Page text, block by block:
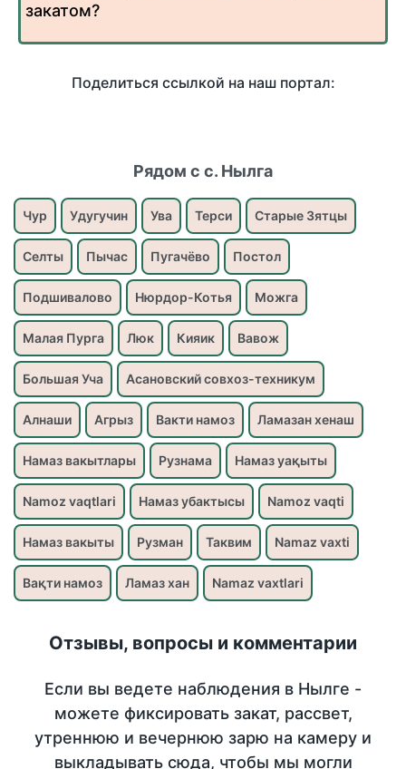
закатом?
Поделиться ссылкой на наш портал:
Рядом с с. Нылга
Чур Удугучин Ува Терси Старые Зятцы
Селты Пычас Пугачёво Постол
Подшивалово Нюрдор-Котья Можга
Малая Пурга Люк Кияик Вавож
Большая Уча Асановский совхоз-техникум
Алнаши Агрыз Вакти намоз Ламазан хенаш
Намаз вакытлары Рузнама Намаз уақыты
Namoz vaqtlari Намаз убактысы Namoz vaqti
Намаз вакыты Рузман Таквим Namaz vaxti
Вақти намоз Ламаз хан Namaz vaxtlari
Отзывы, вопросы и комментарии
Если вы ведете наблюдения в Нылге -
можете фиксировать закат, рассвет,
утреннюю и вечернюю зарю на камеру и
выкладывать сюда, чтобы мы могли